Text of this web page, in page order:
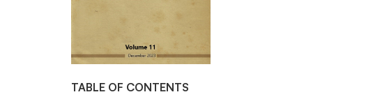
TABLE OF CONTENTS